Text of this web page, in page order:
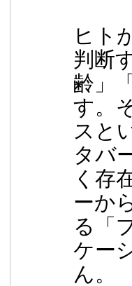
ヒト
判断
齢」
す。
スと
タバ
く存
ーか
る「
ケー
ん。